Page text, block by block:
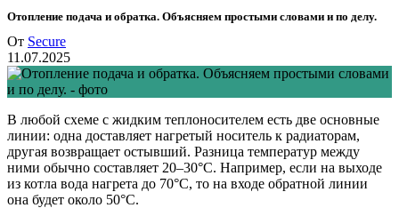
Отопление подача и обратка. Объясняем простыми словами и по делу.
От Secure
11.07.2025
В любой схеме с жидким теплоносителем есть две основные
линии: одна доставляет нагретый носитель к радиаторам,
другая возвращает остывший. Разница температур между
ними обычно составляет 20–30°C. Например, если на выходе
из котла вода нагрета до 70°C, то на входе обратной линии
она будет около 50°C.